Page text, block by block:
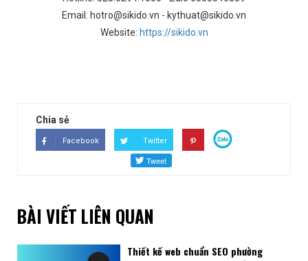
Email: hotro@sikido.vn - kythuat@sikido.vn
Website: https://sikido.vn
Chia sẻ
Facebook Twitter
BÀI VIẾT LIÊN QUAN
Thiết kế web chuẩn SEO phường